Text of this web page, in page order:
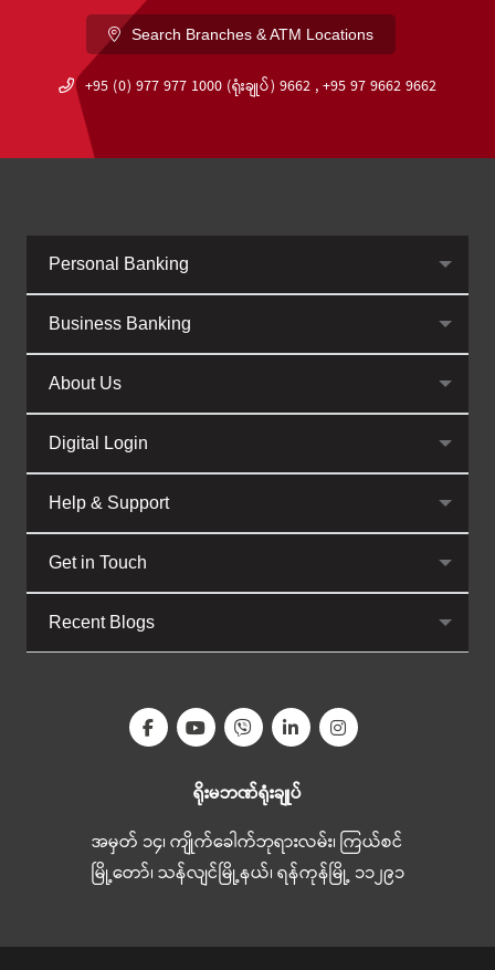
Search Branches & ATM Locations
+95 (0) 977 977 1000 (ရုံးချုပ်) 9662 , +95 97 9662 9662
Personal Banking
Business Banking
About Us
Digital Login
Help & Support
Get in Touch
Recent Blogs
ရိုးမဘဏ်ရုံးချုပ်
အမှတ် ၁၄၊ ကျိုက်ခေါက်ဘုရားလမ်း၊ ကြယ်စင်
မြို့တော်၊ သန်လျင်မြို့နယ်၊ ရန်ကုန်မြို့ ၁၁၂၉၁